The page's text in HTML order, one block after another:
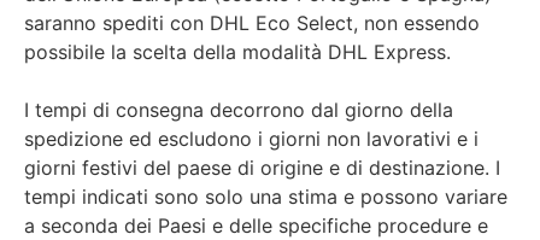
saranno spediti con DHL Eco Select, non essendo
possibile la scelta della modalità DHL Express.
I tempi di consegna decorrono dal giorno della
spedizione ed escludono i giorni non lavorativi e i
giorni festivi del paese di origine e di destinazione. I
tempi indicati sono solo una stima e possono variare
a seconda dei Paesi e delle specifiche procedure e